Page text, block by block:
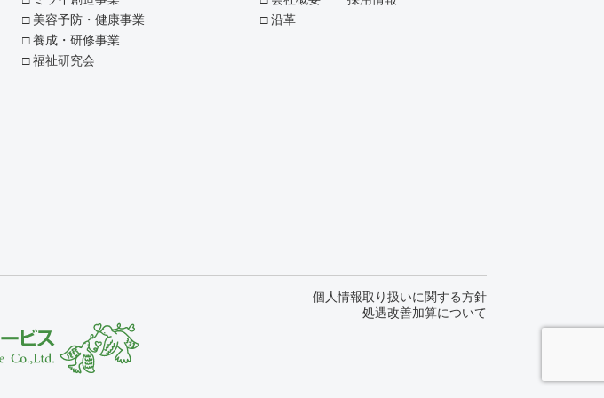
美容予防・健康事業
養成・研修事業
福祉研究会
沿革
個人情報取り扱いに関する方針
処遇改善加算について